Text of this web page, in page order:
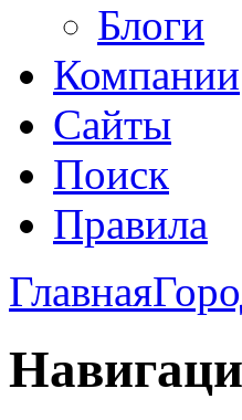
Блоги
Компании
Сайты
Поиск
Правила
Главная